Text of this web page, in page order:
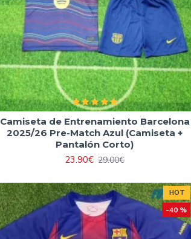
Camiseta de Entrenamiento Barcelona
2025/26 Pre-Match Azul (Camiseta +
Pantalón Corto)
23.90€ 29.00€
HOT
-40 %